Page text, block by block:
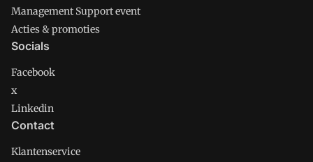
Management Support event
Acties & promoties
Socials
Facebook
x
Linkedin
Contact
Klantenservice